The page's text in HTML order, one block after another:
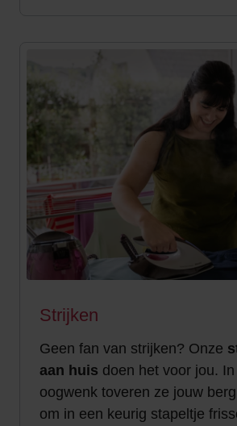
Strijken
Geen fan van strijken? Onze
aan huis doen het voor jou.
oogwenk toveren ze jouw
om in een keurig stapeltje